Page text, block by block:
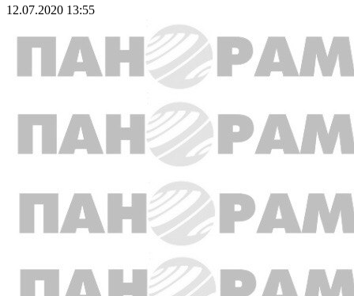
12.07.2020 13:55